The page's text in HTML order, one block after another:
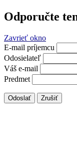
Odporučte
Zavrieť okno
E-mail príjemcu
Odosielateľ
Váš e-mail
Predmet
Odoslať Zrušiť